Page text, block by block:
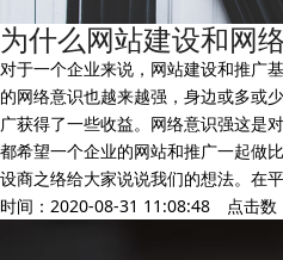
为什么网站建设和网
对于一个企业来说，网站建设和推广
的网络意识也越来越强，身边或多或
广获得了一些收益。网络意识强这是
都希望一个企业的网站和推广一起做
设商之络给大家说说我们的想法。在
时间：2020-08-31 11:08:48 点击数